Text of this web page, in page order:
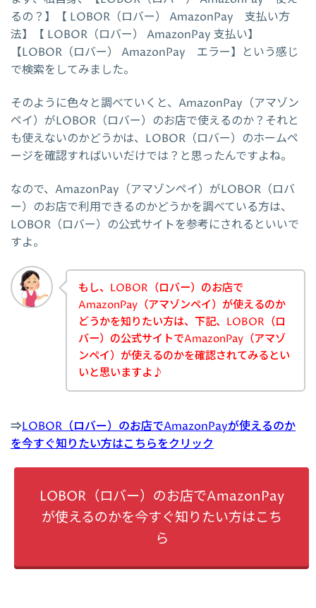
るの？】【 LOBOR（ロバー） AmazonPay 支払い方
法】【 LOBOR（ロバー） AmazonPay 支払い】
【LOBOR（ロバー） AmazonPay エラー】という感じ
で検索をしてみました。
そのように色々と調べていくと、AmazonPay（アマゾン
ペイ）がLOBOR（ロバー）のお店で使えるのか？それと
も使えないのかどうかは、LOBOR（ロバー）のホームペ
ージを確認すればいいだけでは？と思ったんですよね。
なので、AmazonPay（アマゾンペイ）がLOBOR（ロバ
ー）のお店で利用できるのかどうかを調べている方は、
LOBOR（ロバー）の公式サイトを参考にされるといいで
すよ。
もし、LOBOR（ロバー）のお店で
AmazonPay（アマゾンペイ）が使えるのか
どうかを知りたい方は、下記、LOBOR（ロ
バー）の公式サイトでAmazonPay（アマゾ
ンペイ）が使えるのかを確認されてみるとい
いと思いますよ♪
⇒LOBOR（ロバー）のお店でAmazonPayが使えるのか
を今すぐ知りたい方はこちらをクリック
LOBOR（ロバー）のお店でAmazonPay
が使えるのかを今すぐ知りたい方はこち
ら